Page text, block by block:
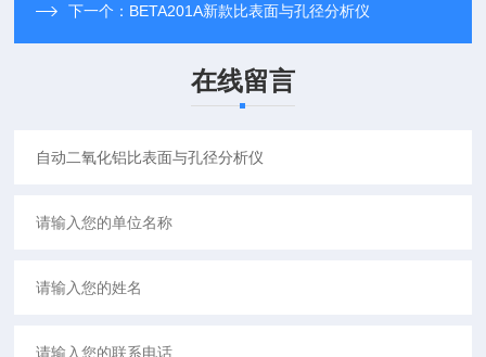
下一个： BETA201A新款比表面与孔径分析仪
在线留言